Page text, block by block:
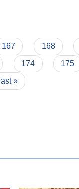
167 168
174 175
last »